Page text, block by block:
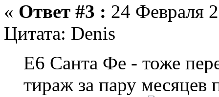
« Ответ #3 : 24 Февраля
Цитата: Denis
Е6 Санта Фе - тоже
тираж за пару месяцев